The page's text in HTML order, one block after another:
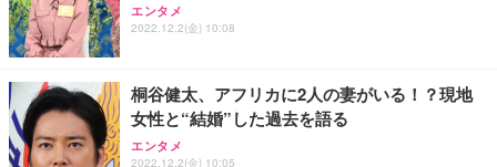
エンタメ
2022.12.2(金) 10:08
桐谷健太、アフリカに2人の妻がいる！？現地
女性と“結婚”した過去を語る
エンタメ
2022.12.2(金) 10:05